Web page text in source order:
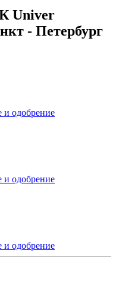
Univer
- Петербург
и одобрение
и одобрение
и одобрение